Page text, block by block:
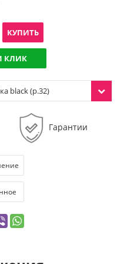
КУПИТЬ
КЛИК
black (р.32)
Гарантии